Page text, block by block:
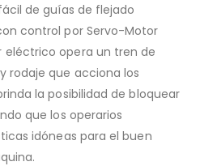
de guías de flejado
control por Servo-Motor
opera un tren de
rodaje que acciona los
la posibilidad de bloquear
que los operarios
idóneas para el buen